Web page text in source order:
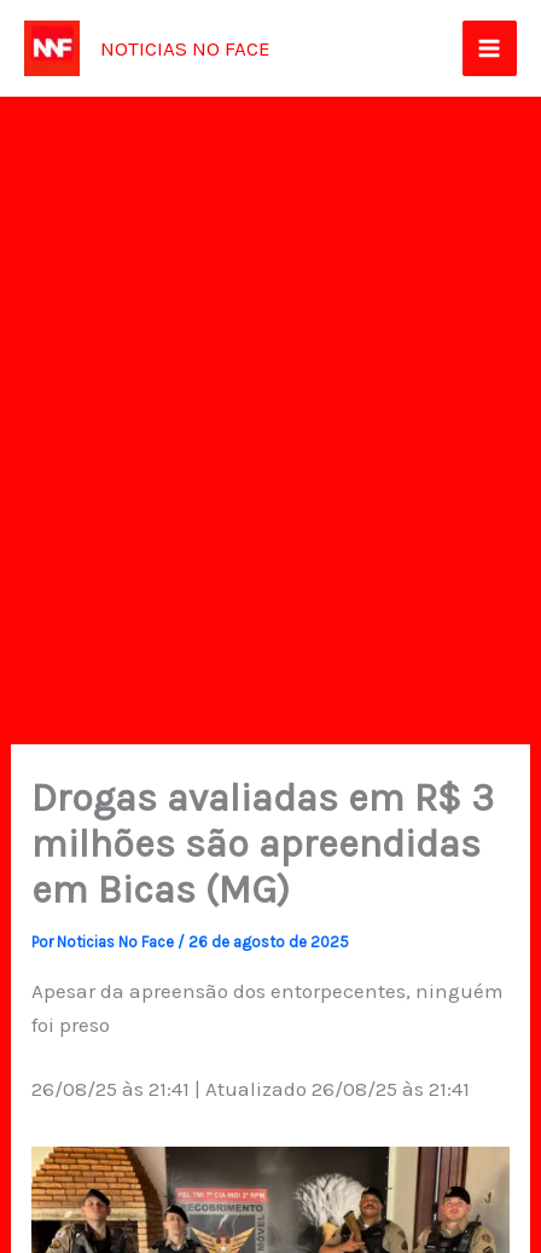
para
NOTICIAS NO FACE
Drogas avaliadas em R$ 3
milhões são apreendidas
em Bicas (MG)
PorNoticias No Face /26 de agosto de 2025
Apesar da apreensão dos entorpecentes, ninguém
foi preso
26/08/25 às 21:41 | Atualizado 26/08/25 às 21:41